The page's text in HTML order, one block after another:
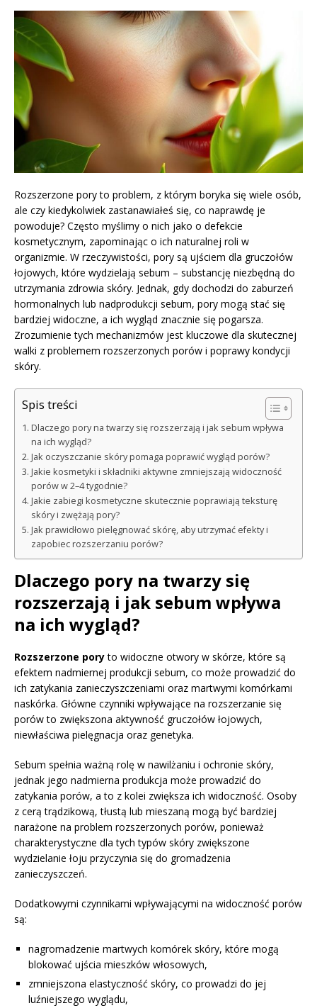
Rozszerzone pory to problem, z którym boryka się wiele osób,
ale czy kiedykolwiek zastanawiałeś się, co naprawdę je
powoduje? Często myślimy o nich jako o defekcie
kosmetycznym, zapominając o ich naturalnej roli w
organizmie. W rzeczywistości, pory są ujściem dla gruczołów
łojowych, które wydzielają sebum – substancję niezbędną do
utrzymania zdrowia skóry. Jednak, gdy dochodzi do zaburzeń
hormonalnych lub nadprodukcji sebum, pory mogą stać się
bardziej widoczne, a ich wygląd znacznie się pogarsza.
Zrozumienie tych mechanizmów jest kluczowe dla skutecznej
walki z problemem rozszerzonych porów i poprawy kondycji
skóry.
Spis treści
Dlaczego pory na twarzy się rozszerzają i jak sebum wpływa
na ich wygląd?
Jak oczyszczanie skóry pomaga poprawić wygląd porów?
Jakie kosmetyki i składniki aktywne zmniejszają widoczność
porów w 2–4 tygodnie?
Jakie zabiegi kosmetyczne skutecznie poprawiają teksturę
skóry i zwężają pory?
Jak prawidłowo pielęgnować skórę, aby utrzymać efekty i
zapobiec rozszerzaniu porów?
Dlaczego pory na twarzy się
rozszerzają i jak sebum wpływa
na ich wygląd?
Rozszerzone poryto widoczne otwory w skórze, które są
efektem nadmiernej produkcji sebum, co może prowadzić do
ich zatykania zanieczyszczeniami oraz martwymi komórkami
naskórka. Główne czynniki wpływające na rozszerzanie się
porów to zwiększona aktywność gruczołów łojowych,
niewłaściwa pielęgnacja oraz genetyka.
Sebum spełnia ważną rolę w nawilżaniu i ochronie skóry,
jednak jego nadmierna produkcja może prowadzić do
zatykania porów, a to z kolei zwiększa ich widoczność. Osoby
z cerą trądzikową, tłustą lub mieszaną mogą być bardziej
narażone na problem rozszerzonych porów, ponieważ
charakterystyczne dla tych typów skóry zwiększone
wydzielanie łoju przyczynia się do gromadzenia
zanieczyszczeń.
Dodatkowymi czynnikami wpływającymi na widoczność porów
są:
nagromadzenie martwych komórek skóry, które mogą
blokować ujścia mieszków włosowych,
zmniejszona elastyczność skóry, co prowadzi do jej
luźniejszego wyglądu,